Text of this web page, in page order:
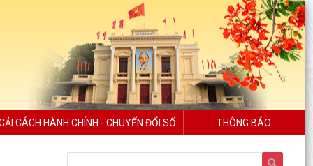
CÁCH HÀNH CHÍNH - CHUYỂN ĐỔI SỐ THÔNG BÁO